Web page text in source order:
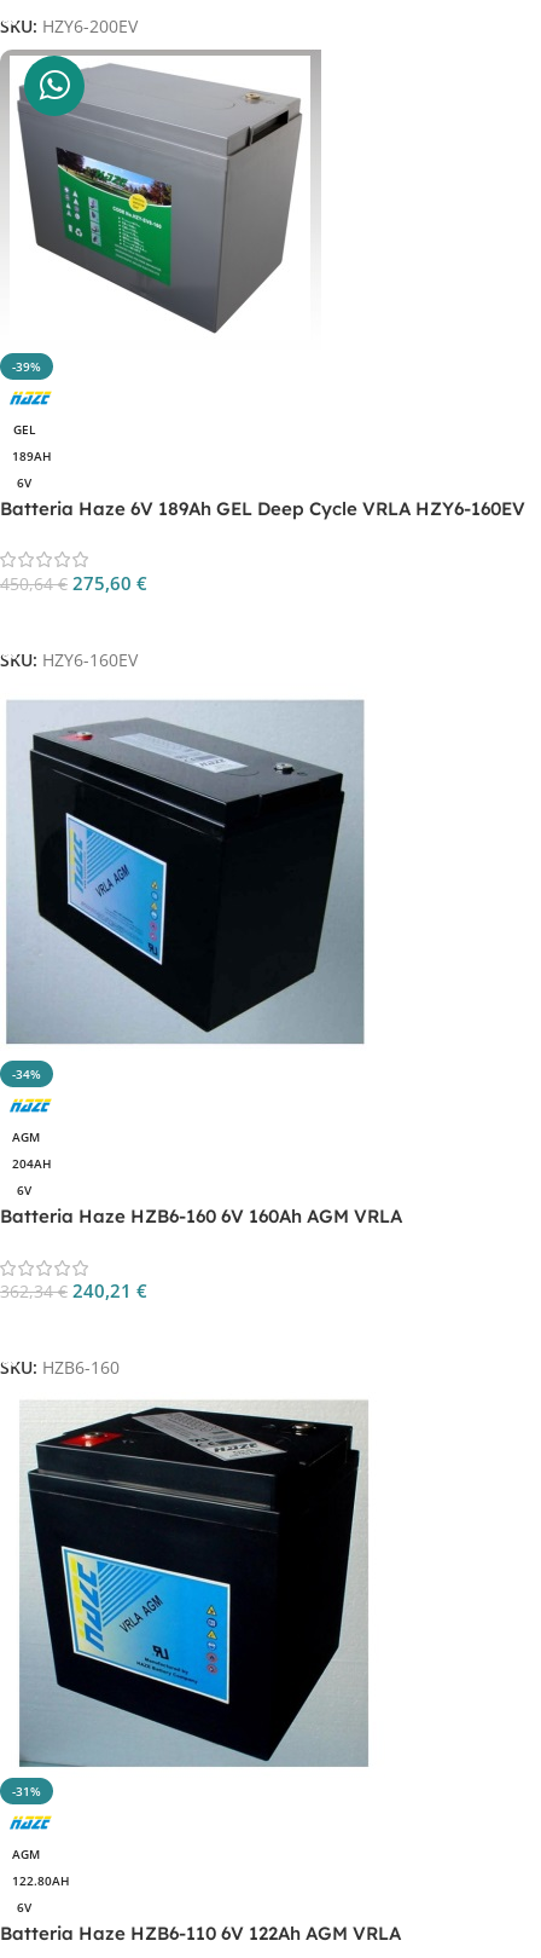
SKU: HZY6-200EV
-39%
GEL
189AH
6V
Batteria Haze 6V 189Ah GEL Deep Cycle VRLA HZY6-160EV
450,64€ 275,60 €
SKU: HZY6-160EV
-34%
AGM
204AH
6V
Batteria Haze HZB6-160 6V 160Ah AGM VRLA
362,34€ 240,21 €
SKU: HZB6-160
-31%
AGM
122.80AH
6V
Batteria Haze HZB6-110 6V 122Ah AGM VRLA